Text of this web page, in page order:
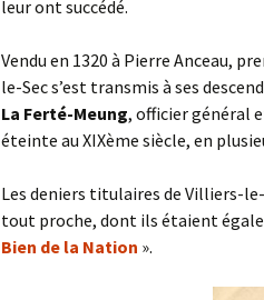
leur ont succédé.
Vendu en 1320 à Pierre Anceau,
le-Sec s’est transmis à ses
La Ferté-Meung, officier général
éteinte au XIXème siècle, en
Les deniers titulaires de Villiers-
tout proche, dont ils étaient
Bien de la Nation ».